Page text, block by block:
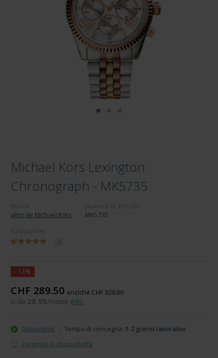
Michael Kors Lexington
Chronograph - MK5735
altro de Michael Kors
MK5735
-12%
CHF 289.50 anziché CHF 329.00
o da 28.95/mese info
Disponibile Tempo di consegna: 1-2 giorni lavorativi
Controlla la disponibilità